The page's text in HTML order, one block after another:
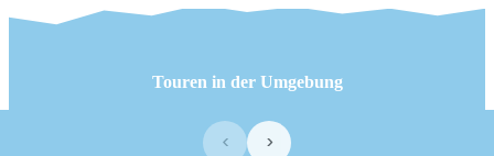
Touren in der Umgebung
‹ ›